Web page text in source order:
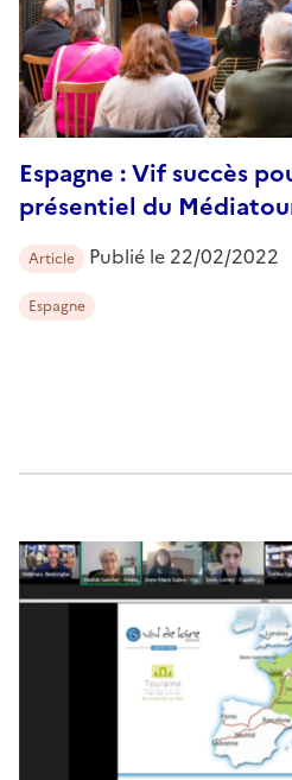
​Espagne : Vif succès
présentiel du
Article Publié le 22/02/2022
Espagne